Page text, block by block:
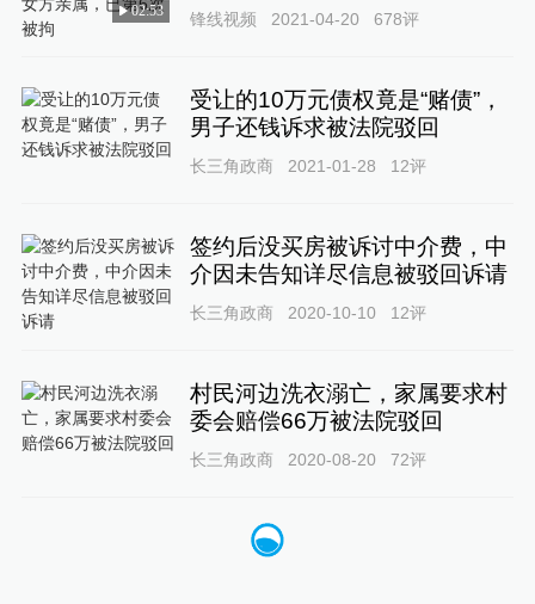
02:53 锋线视频 2021-04-20 678评
受让的10万元债权竟是“赌债”，
男子还钱诉求被法院驳回
长三角政商 2021-01-28 12评
签约后没买房被诉讨中介费，中
介因未告知详尽信息被驳回诉请
长三角政商 2020-10-10 12评
村民河边洗衣溺亡，家属要求村
委会赔偿66万被法院驳回
长三角政商 2020-08-20 72评